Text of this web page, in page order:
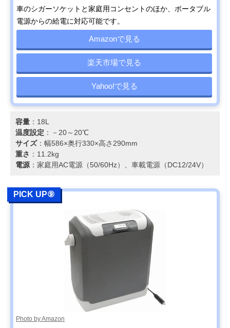
車のシガーソケットと家庭用コンセントのほか、ポータブル
電源からの給電に対応可能です。
Amazonで見る
楽天市場で見る
Yahoo!で見る
容量 ：18L
温度設定 ：－20～20℃
サイズ：幅586×奥行330×高さ290mm
重さ ：11.2kg
電源：家庭用AC電源（50/60Hz）、車載電源（DC12/24V）
PICK UP⑨
Photo by Amazon